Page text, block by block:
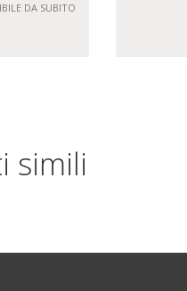
DA SUBITO
simili